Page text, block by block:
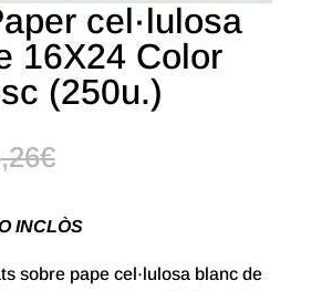
cel·lulosa
16X24 Color
(250u.)
€
INCLÒS
sobre pape cel·lulosa blanc de